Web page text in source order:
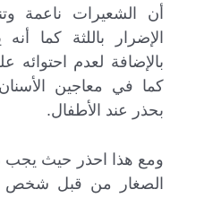
أن الشعيرات ناعمة
الإضرار باللثة كما
بالإضافة لعدم احتوائه
كما في معاجين
بحذر عند الأطفال.
ومع هذا احذر حيث يجب
الصغار من قبل شخص